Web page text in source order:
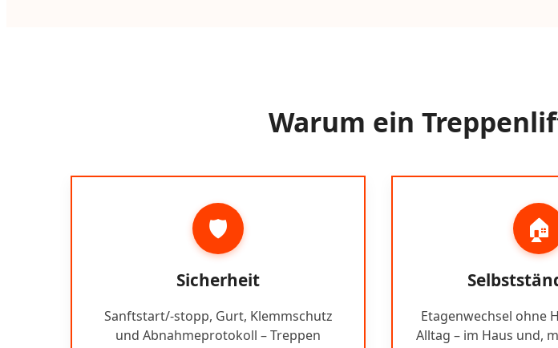
Warum ein
🛡️
Sicherheit
Sanftstart/-stopp, Gurt, Klemmschutz
und Abnahmeprotokoll – Treppen
🏠
Etagenwechsel ohne
Alltag – im Haus und,